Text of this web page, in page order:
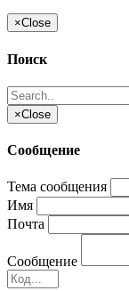
×Close
Поиск
×Close
Сообщение
Тема сообщения
Имя
Почта
Сообщение